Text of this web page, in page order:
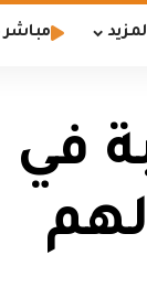
مباشر
في